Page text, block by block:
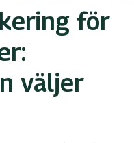
för
väljer